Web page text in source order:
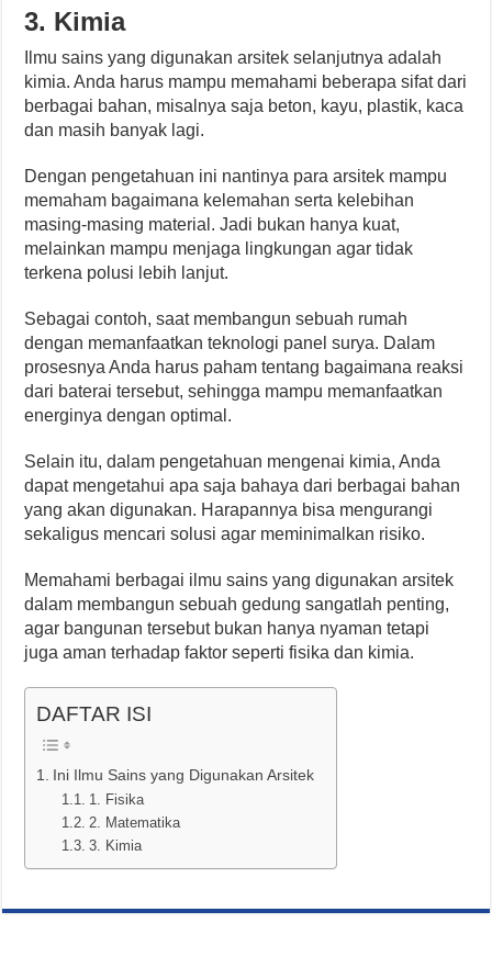
3. Kimia
Ilmu sains yang digunakan arsitek selanjutnya adalah
kimia. Anda harus mampu memahami beberapa sifat dari
berbagai bahan, misalnya saja beton, kayu, plastik, kaca
dan masih banyak lagi.
Dengan pengetahuan ini nantinya para arsitek mampu
memaham bagaimana kelemahan serta kelebihan
masing-masing material. Jadi bukan hanya kuat,
melainkan mampu menjaga lingkungan agar tidak
terkena polusi lebih lanjut.
Sebagai contoh, saat membangun sebuah rumah
dengan memanfaatkan teknologi panel surya. Dalam
prosesnya Anda harus paham tentang bagaimana reaksi
dari baterai tersebut, sehingga mampu memanfaatkan
energinya dengan optimal.
Selain itu, dalam pengetahuan mengenai kimia, Anda
dapat mengetahui apa saja bahaya dari berbagai bahan
yang akan digunakan. Harapannya bisa mengurangi
sekaligus mencari solusi agar meminimalkan risiko.
Memahami berbagai ilmu sains yang digunakan arsitek
dalam membangun sebuah gedung sangatlah penting,
agar bangunan tersebut bukan hanya nyaman tetapi
juga aman terhadap faktor seperti fisika dan kimia.
DAFTAR ISI
Ini Ilmu Sains yang Digunakan Arsitek
1. Fisika
2. Matematika
3. Kimia